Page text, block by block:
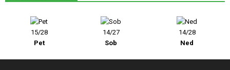
15/28
Pet
14/27
Sob
14/28
Ned